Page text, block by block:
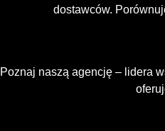
dostawców.
Poznaj naszą agencję – lidera